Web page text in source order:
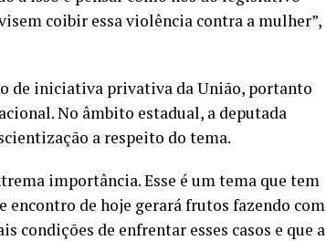
coibir essa violência contra a mulher”,
de iniciativa privativa da União, portanto
No âmbito estadual, a deputada
a respeito do tema.
importância. Esse é um tema que tem
encontro de hoje gerará frutos fazendo com
condições de enfrentar esses casos e que a